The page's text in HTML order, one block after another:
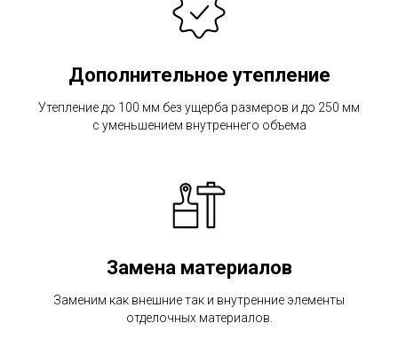
Дополнительное утепление
Утепление до 100 мм без ущерба размеров и до 250 мм
с уменьшением внутреннего объема
Замена материалов
Заменим как внешние так и внутренние элементы
отделочных материалов.